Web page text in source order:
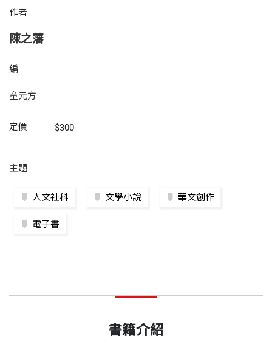
作者
陳之藩
編
童元方
定價 $300
主題
人文社科 文學小說 華文創作
電子書
書籍介紹